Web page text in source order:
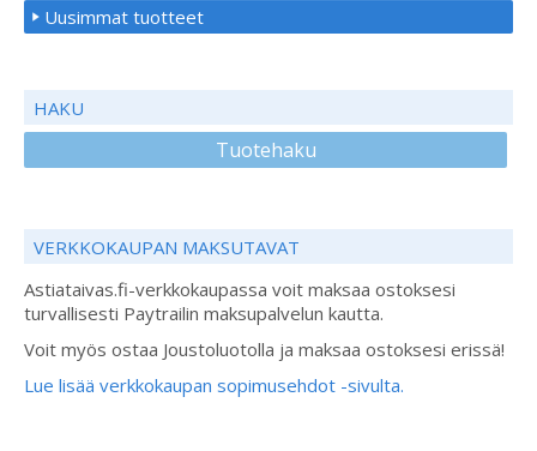
Uusimmat tuotteet
HAKU
Tuotehaku
VERKKOKAUPAN MAKSUTAVAT
Astiataivas.fi-verkkokaupassa voit maksaa ostoksesi
turvallisesti Paytrailin maksupalvelun kautta.
Voit myös ostaa Joustoluotolla ja maksaa ostoksesi erissä!
Lue lisää verkkokaupan sopimusehdot -sivulta.